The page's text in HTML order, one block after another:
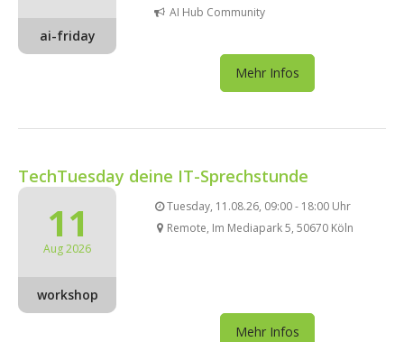
ai-friday
AI Hub Community
Mehr Infos
TechTuesday deine IT-Sprechstunde
11
Aug 2026
workshop
Tuesday, 11.08.26, 09:00 - 18:00 Uhr
Remote, Im Mediapark 5, 50670 Köln
Mehr Infos